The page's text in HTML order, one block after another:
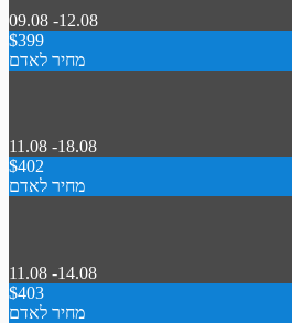
09.08 -12.08
$399
מחיר לאדם
11.08 -18.08
$402
מחיר לאדם
11.08 -14.08
$403
מחיר לאדם